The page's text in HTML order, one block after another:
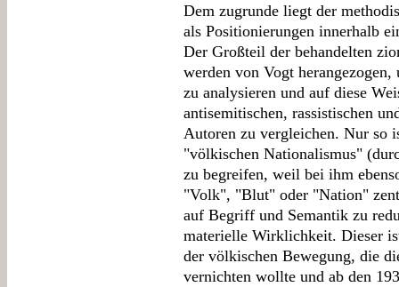
Dem zugrunde liegt der
als Positionierungen innerhalb
Der Großteil der behandelten
werden von Vogt
zu analysieren und auf diese
antisemitischen, rassistischen
Autoren zu vergleichen. Nur so
"völkischen Nationalismus"
zu begreifen, weil bei ihm
"Volk", "Blut" oder "Nation"
auf Begriff und Semantik zu
materielle Wirklichkeit. Dieser
der völkischen Bewegung, die
vernichten wollte und ab den